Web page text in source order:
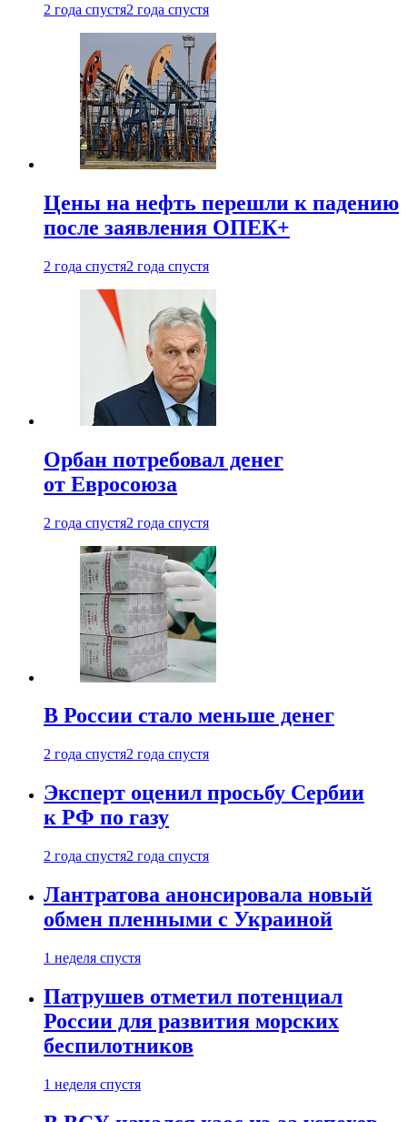
2 года спустя2 года спустя
Цены на нефть перешли к падению
после заявления ОПЕК+
2 года спустя2 года спустя
Орбан потребовал денег
от Евросоюза
2 года спустя2 года спустя
В России стало меньше денег
2 года спустя2 года спустя
Эксперт оценил просьбу Сербии
к РФ по газу
2 года спустя2 года спустя
Лантратова анонсировала новый
обмен пленными с Украиной
1 неделя спустя
Патрушев отметил потенциал
России для развития морских
беспилотников
1 неделя спустя